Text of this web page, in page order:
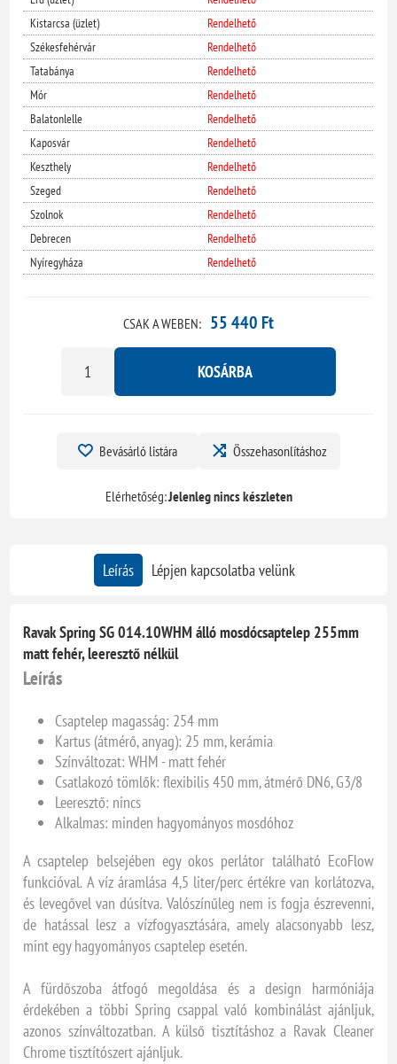
Kistarcsa (üzlet)
Rendelhető
Székesfehérvár
Rendelhető
Tatabánya
Rendelhető
Mór
Rendelhető
Balatonlelle
Rendelhető
Kaposvár
Rendelhető
Keszthely
Rendelhető
Szeged
Rendelhető
Szolnok
Rendelhető
Debrecen
Rendelhető
Nyíregyháza
Rendelhető
CSAK A WEBEN: 55 440 Ft
KOSÁRBA
Bevásárló listára Összehasonlításhoz
Elérhetőség:Jelenleg nincs készleten
Leírás Lépjen kapcsolatba velünk
Ravak Spring SG 014.10WHM álló mosdócsaptelep 255mm
matt fehér, leeresztő nélkül
Leírás
Csaptelep magasság: 254 mm
Kartus (átmérő, anyag): 25 mm, kerámia
Színváltozat: WHM - matt fehér
Csatlakozó tömlők: flexibilis 450 mm, átmérő DN6, G3/8
Leeresztő: nincs
Alkalmas: minden hagyományos mosdóhoz
A csaptelep belsejében egy okos perlátor található EcoFlow
funkcióval. A víz áramlása 4,5 liter/perc értékre van korlátozva,
és levegővel van dúsítva. Valószínűleg nem is fogja észrevenni,
de hatással lesz a vízfogyasztására, amely alacsonyabb lesz,
mint egy hagyományos csaptelep esetén.
A fürdőszoba átfogó megoldása és a design harmóniája
érdekében a többi Spring csappal való kombinálást ajánljuk,
azonos színváltozatban. A külső tisztításhoz a Ravak Cleaner
Chrome tisztítószert ajánljuk.